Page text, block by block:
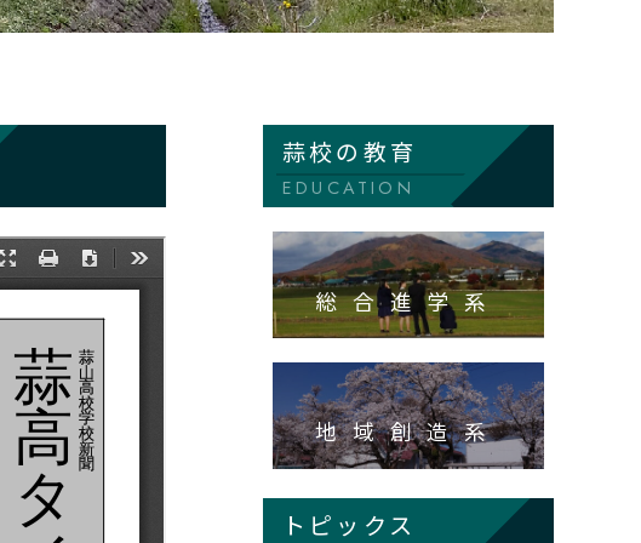
蒜校の教育
EDUCATION
総合進学系
地域創造系
トピックス